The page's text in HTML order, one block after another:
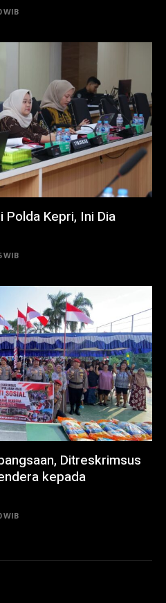
WIB
Polda Kepri, Ini Dia
WIB
Ditreskrimsus
kepada
WIB